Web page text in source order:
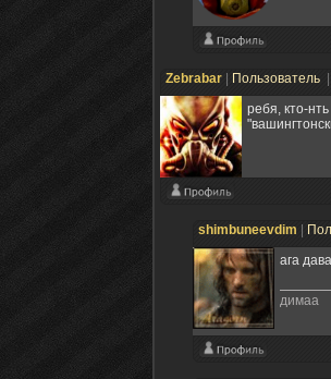
Zebrabar Пользователь
ребя, кто-
shimbuneevdim
ага
димаа